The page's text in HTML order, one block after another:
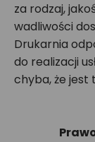
za rodzaj,
wadliwości
Drukarnia
do realizacji
chyba, że jest